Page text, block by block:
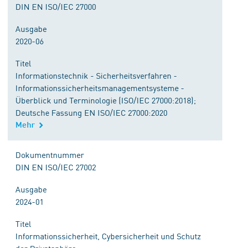
DIN EN ISO/IEC 27000
Ausgabe
2020-06
Titel
Informationstechnik - Sicherheitsverfahren -
Informationssicherheitsmanagementsysteme -
Überblick und Terminologie (ISO/IEC 27000:2018);
Deutsche Fassung EN ISO/IEC 27000:2020
Mehr
Dokumentnummer
DIN EN ISO/IEC 27002
Ausgabe
2024-01
Titel
Informationssicherheit, Cybersicherheit und Schutz